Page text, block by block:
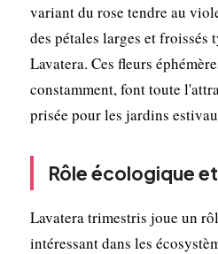
variant du rose tendre au
des pétales larges et froissés
Lavatera. Ces fleurs
constamment, font toute
prisée pour les jardins
Rôle écologique
Lavatera trimestris joue un
intéressant dans les